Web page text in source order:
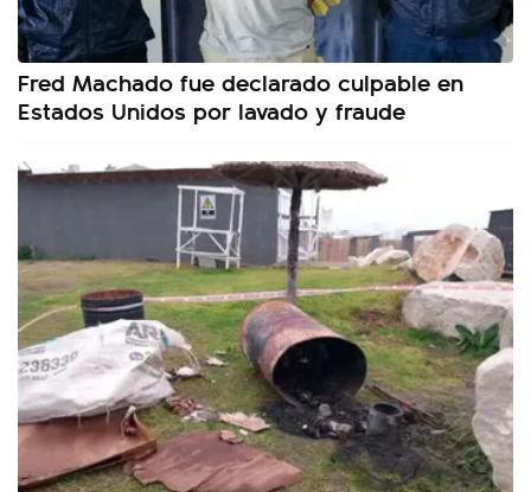
Fred Machado fue declarado culpable en
Estados Unidos por lavado y fraude